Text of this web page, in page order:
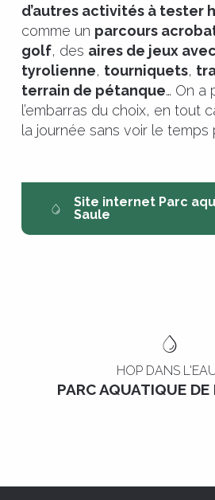
d’autres activités à tester
comme un parcours
golf, des aires de jeux
tyrolienne, tourniquets,
terrain de pétanque… On a
l’embarras du choix, en tout
la journée sans voir le temps
Site internet Parc
Saule
HOP DANS
PARC AQUATIQUE DE